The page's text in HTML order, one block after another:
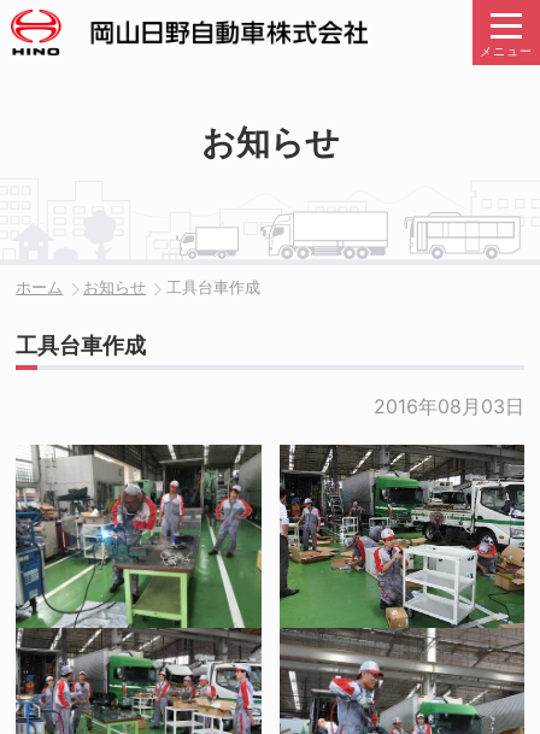
メニュー
お知らせ
ホーム お知らせ 工具台車作成
工具台車作成
2016年08月03日